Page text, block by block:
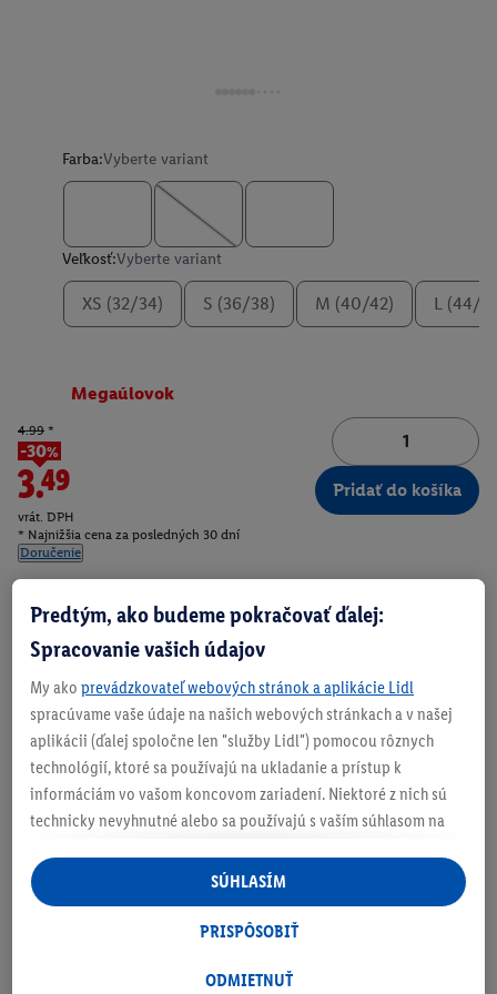
Farba:Vyberte variant
Veľkosť:Vyberte variant
XS (32/34) S (36/38) M (40/42) L (44/
Megaúlovok
4.99 *
-30%
3.49
vrát. DPH
* Najnižšia cena za posledných 30 dní
Doručenie
Pridať do košíka
Zistite svoju veľkosť
O produkte
Predtým, ako budeme pokračovať ďalej:
Spracovanie vašich údajov
My ako prevádzkovateľ webových stránok a aplikácie Lidl
spracúvame vaše údaje na našich webových stránkach a v našej
aplikácii (ďalej spoločne len "služby Lidl") pomocou rôznych
technológií, ktoré sa používajú na ukladanie a prístup k
informáciám vo vašom koncovom zariadení. Niektoré z nich sú
technicky nevyhnutné alebo sa používajú s vaším súhlasom na
personalizovanú reklamu v rámci služieb Lidl aj mimo nich. Ak
ste účastníkom programu Lidl Plus, na tieto účely sa spracúvajú
aj údaje z vášho nákupného správania v obchode.
následne si vytvoríte účet Lidl Plus alebo sa prihlásite do svojho
ODMIETNUŤ
PRISPÔSOBIŤ
SÚHLASÍM